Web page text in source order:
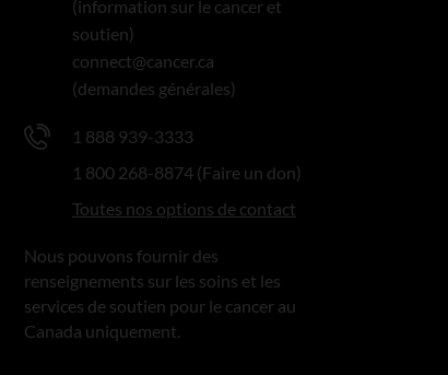
(information sur le cancer et
soutien)
connect@cancer.ca
(demandes générales)
1 888 939-3333
1 800 268-8874 (Faire un don)
Toutes nos options de contact
Nous pouvons fournir des
renseignements sur les soins et les
services de soutien pour le cancer au
Canada uniquement.